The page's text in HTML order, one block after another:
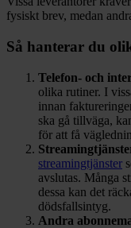
fysiskt brev, medan
Så hanterar du
Telefon- och
olika rutiner. I
innan
ska gå tillväga,
för att få
streamingtjänster
avslutas. Många
dessa kan det
dödsfallsintyg.
Andra